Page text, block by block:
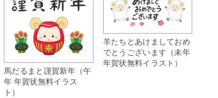
馬だるまと謹賀新年（午
年 年賀状無料イラス
ト）
羊たちとあけましておめ
でとうございます（未年
年賀状無料イラスト）